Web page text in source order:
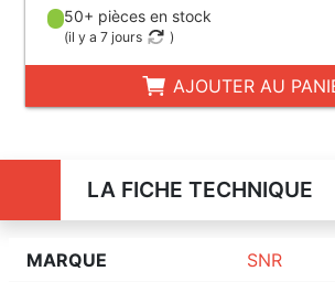
50+ pièces en stock
(il y a 7 jours )
AJOUTER AU
LA FICHE TECHNIQUE
MARQUE SNR